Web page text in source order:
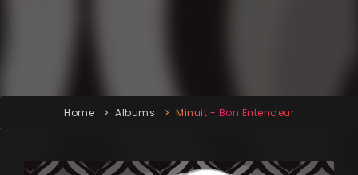
Home Albums Minuit - Bon Entendeur